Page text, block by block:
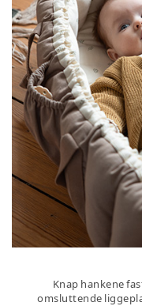
Knap hankene
omsluttende